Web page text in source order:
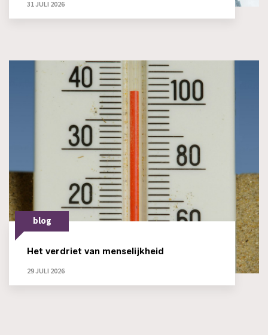
31 JULI 2026
blog
Het verdriet van menselijkheid
29 JULI 2026